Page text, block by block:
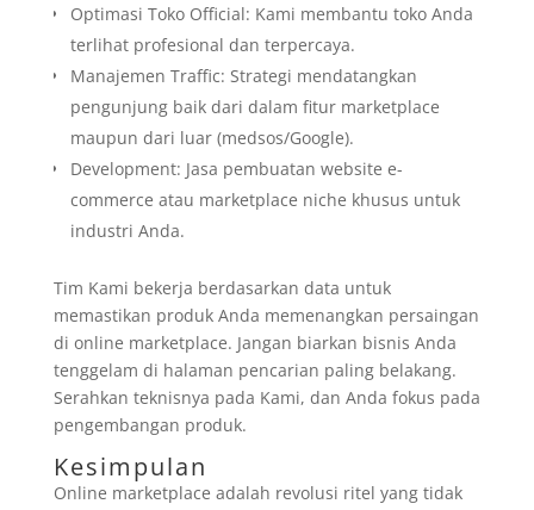
Optimasi Toko Official: Kami membantu toko Anda
terlihat profesional dan terpercaya.
Manajemen Traffic: Strategi mendatangkan
pengunjung baik dari dalam fitur marketplace
maupun dari luar (medsos/Google).
Development: Jasa pembuatan website e-
commerce atau marketplace niche khusus untuk
industri Anda.
Tim Kami bekerja berdasarkan data untuk
memastikan produk Anda memenangkan persaingan
di online marketplace. Jangan biarkan bisnis Anda
tenggelam di halaman pencarian paling belakang.
Serahkan teknisnya pada Kami, dan Anda fokus pada
pengembangan produk.
Kesimpulan
Online marketplace adalah revolusi ritel yang tidak